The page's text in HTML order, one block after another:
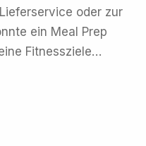
oder zur
ein Meal Prep
Fitnessziele…